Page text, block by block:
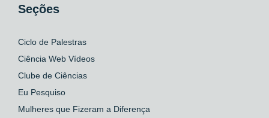
Seções
Ciclo de Palestras
Ciência Web Vídeos
Clube de Ciências
Eu Pesquiso
Mulheres que Fizeram a Diferença